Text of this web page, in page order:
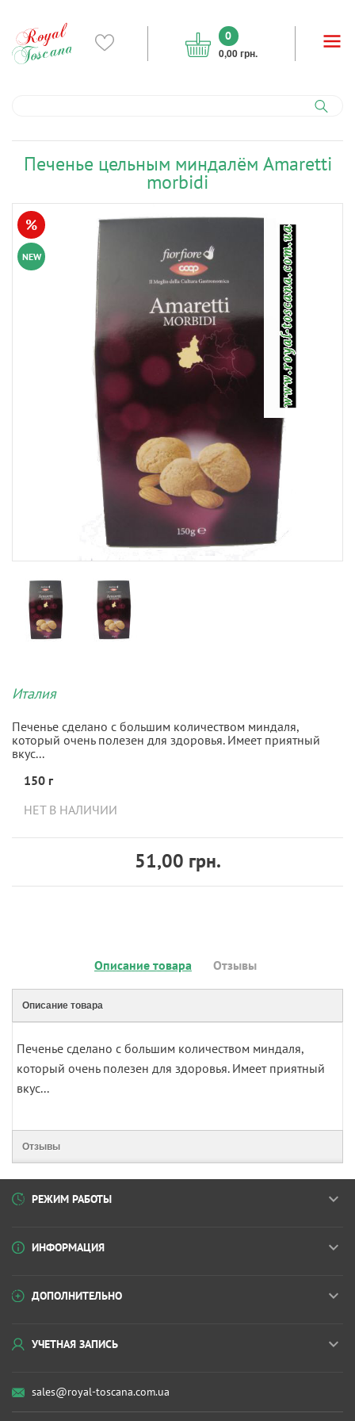
0
0,00 грн.
Печенье цельным миндалём Amaretti
morbidi
NEW
%
Италия
Печенье сделано с большим количеством миндаля,
который очень полезен для здоровья. Имеет приятный
вкус...
150 г
НЕТ В НАЛИЧИИ
51,00 грн.
Описание товара Отзывы
Описание товара
Печенье сделано с большим количеством миндаля,
который очень полезен для здоровья. Имеет приятный
вкус...
Отзывы
РЕЖИМ РАБОТЫ
ИНФОРМАЦИЯ
ДОПОЛНИТЕЛЬНО
УЧЕТНАЯ ЗАПИСЬ
sales@royal-toscana.com.ua